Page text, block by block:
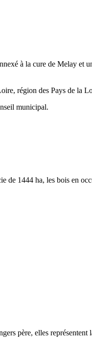
à la cure de Melay et
région des Pays de la
municipal.
de 1444 ha, les bois en
père, elles